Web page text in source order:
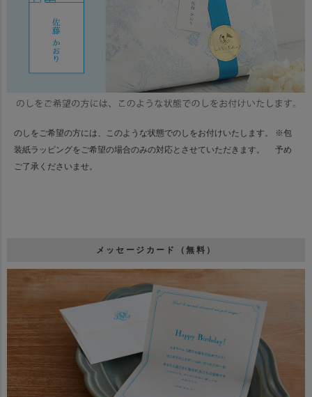
のしをご希望の方には、このような状態でのしをお付けいたします。
※包
装紙ラッピングをご希望の場合のみの対応とさせていただきます。
予め
ご了承くださいませ。
メッセージカード（無料）